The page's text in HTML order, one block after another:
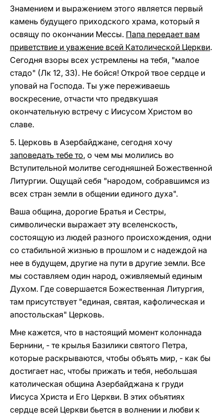
Знамением и выражением этого является первый
камень будущего приходского храма, который я
освящу по окончании Мессы. Папа передает вам
приветствие и уважение всей Католической Церкви.
Сегодня взоры всех устремлены на тебя, "малое
стадо" (Лк 12, 33). Не бойся! Открой твое сердце и
уповай на Господа. Ты уже переживаешь
воскресение, отчасти что предвкушая
окончательную встречу с Иисусом Христом во
славе.
5. Церковь в Азербайджане, сегодня хочу
заповедать тебе то, о чем мы молились во
Вступительной молитве сегодняшней Божественной
Литургии. Ощущай себя "народом, собравшимся из
всех стран земли в общении единого духа".
Ваша община, дорогие Братья и Сестры,
символически выражает эту вселенскость,
состоящую из людей разного происхождения, одни
со стабильной жизнью в прошлом и с надеждой на
нее в будущем, другие на пути в другие земли. Все
мы составляем один народ, оживляемый единым
Духом. Где совершается Божественная Литургия,
там присутствует "единая, святая, кафолическая и
апостольская" Церковь.
Мне кажется, что в настоящий момент колоннада
Бернини, - те крылья Базилики святого Петра,
которые раскрываются, чтобы объять мир, - как бы
достигает нас, чтобы прижать и тебя, небольшая
католическая община Азербайджана к груди
Иисуса Христа и Его Церкви. В этих объятиях
сердце всей Церкви бьется в волнении и любви к